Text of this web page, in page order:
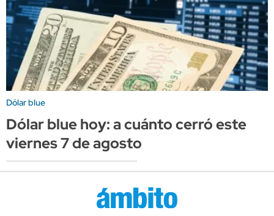
Dólar blue
Dólar blue hoy: a cuánto cerró este
viernes 7 de agosto